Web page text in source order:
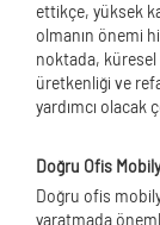
ettikçe, yüksek
olmanın önemi
noktada,
üretkenliği ve
yardımcı
Doğru Ofis
Doğru ofis
yaratmada